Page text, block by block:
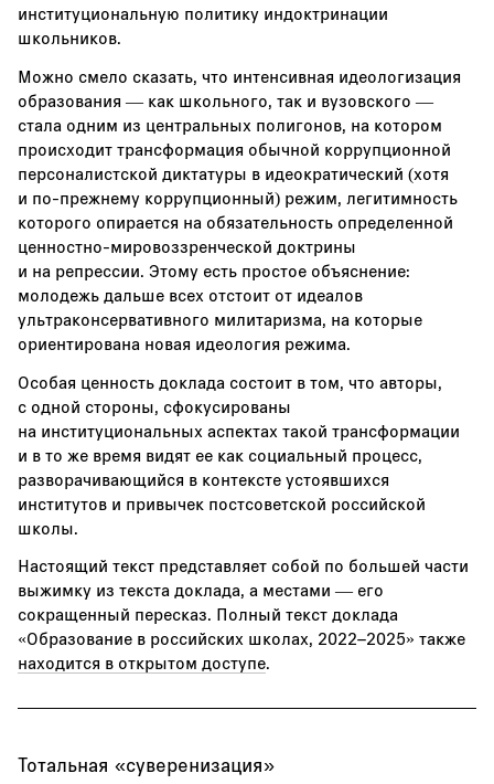
институциональную политику индоктринации
школьников.
Можно смело сказать, что интенсивная идеологизация
образования — как школьного, так и вузовского —
стала одним из центральных полигонов, на котором
происходит трансформация обычной коррупционной
персоналистской диктатуры в идеократический (хотя
и по-прежнему коррупционный) режим, легитимность
которого опирается на обязательность определенной
ценностно-мировоззренческой доктрины
и на репрессии. Этому есть простое объяснение:
молодежь дальше всех отстоит от идеалов
ультраконсервативного милитаризма, на которые
ориентирована новая идеология режима.
Особая ценность доклада состоит в том, что авторы,
с одной стороны, сфокусированы
на институциональных аспектах такой трансформации
и в то же время видят ее как социальный процесс,
разворачивающийся в контексте устоявшихся
институтов и привычек постсоветской российской
школы.
Настоящий текст представляет собой по большей части
выжимку из текста доклада, а местами — его
сокращенный пересказ. Полный текст доклада
«Образование в российских школах, 2022–2025» также
находится в открытом доступе.
Тотальная «суверенизация»